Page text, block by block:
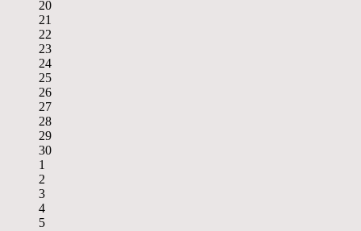
20
21
22
23
24
25
26
27
28
29
30
1
2
3
4
5